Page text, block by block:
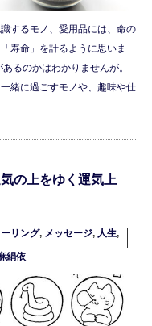
するモノ、愛用品には、命の
寿命」を計るように思いま
るのかはわかりませんが。
緒に過ごすモノや、趣味や仕
の上をゆく運気上
リング, メッセージ, 人生,
絹依